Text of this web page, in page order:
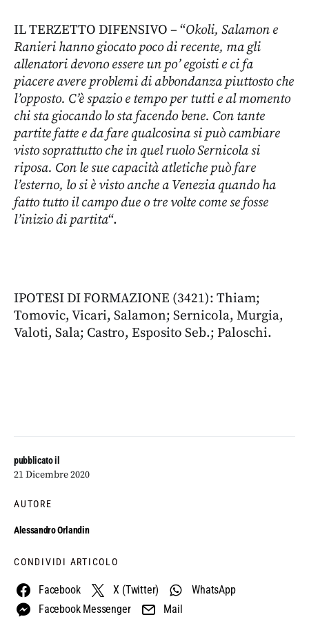
pubblicato il
21 Dicembre 2020
AUTORE
Alessandro Orlandin
CONDIVIDI ARTICOLO
Facebook X (Twitter)
WhatsApp
Facebook Messenger
Mail
IL TERZETTO DIFENSIVO – “Okoli, Salamon e
Ranieri hanno giocato poco di recente, ma gli
allenatori devono essere un po’ egoisti e ci fa
piacere avere problemi di abbondanza piuttosto che
l’opposto. C’è spazio e tempo per tutti e al momento
chi sta giocando lo sta facendo bene. Con tante
partite fatte e da fare qualcosina si può cambiare
visto soprattutto che in quel ruolo Sernicola si
riposa. Con le sue capacità atletiche può fare
l’esterno, lo si è visto anche a Venezia quando ha
fatto tutto il campo due o tre volte come se fosse
l’inizio di partita“.
IPOTESI DI FORMAZIONE (3421): Thiam;
Tomovic, Vicari, Salamon; Sernicola, Murgia,
Valoti, Sala; Castro, Esposito Seb.; Paloschi.